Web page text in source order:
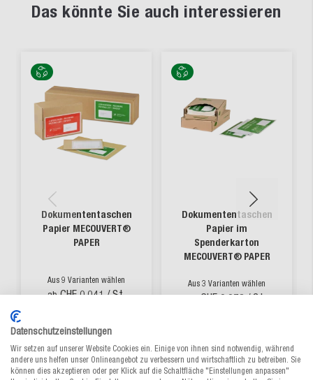
Das könnte Sie auch interessieren
Dokumententaschen
Papier MECOUVERT®
PAPER
Aus 9 Varianten wählen
ab CHF 0.041 / St.
lieferbar
Dokumententaschen
Papier im
Spenderkarton
MECOUVERT® PAPER
Aus 3 Varianten wählen
ab CHF 0.073 / St.
Datenschutzeinstellungen
Wir setzen auf unserer Website Cookies ein. Einige von ihnen sind notwendig, während
andere uns helfen unser Onlineangebot zu verbessern und wirtschaftlich zu betreiben. Sie
können dies akzeptieren oder per Klick auf die Schaltfläche "Einstellungen anpassen"